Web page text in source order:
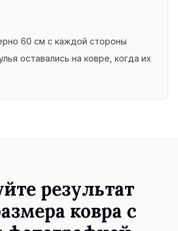
60 см с каждой стороны
оставались на ковре, когда их
результат
ковра с